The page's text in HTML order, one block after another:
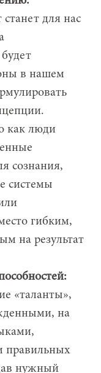
для нас
в нашем
как люди
сознания,
системы
гибким,
на результат
«таланты»,
на
правильных
нужный